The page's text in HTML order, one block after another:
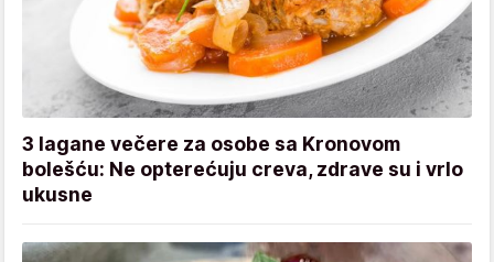
3 lagane večere za osobe sa Kronovom
bolešću: Ne opterećuju creva, zdrave su i vrlo
ukusne